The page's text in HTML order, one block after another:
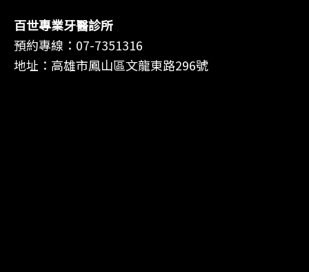
百世專業牙醫診所
預約專線： 07-7351316
地址：高雄市鳳山區文龍東路296號